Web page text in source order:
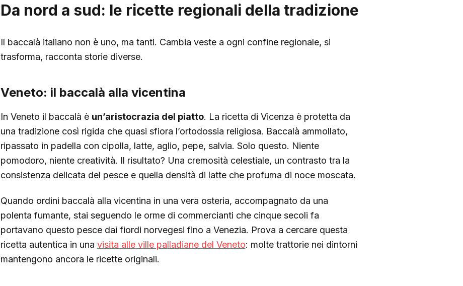
Da nord a sud: le ricette regionali della tradizione
Il baccalà italiano non è uno, ma tanti. Cambia veste a ogni confine regionale, si
trasforma, racconta storie diverse.
Veneto: il baccalà alla vicentina
In Veneto il baccalà è un’aristocrazia del piatto. La ricetta di Vicenza è protetta da
una tradizione così rigida che quasi sfiora l’ortodossia religiosa. Baccalà ammollato,
ripassato in padella con cipolla, latte, aglio, pepe, salvia. Solo questo. Niente
pomodoro, niente creatività. Il risultato? Una cremosità celestiale, un contrasto tra la
consistenza delicata del pesce e quella densità di latte che profuma di noce moscata.
Quando ordini baccalà alla vicentina in una vera osteria, accompagnato da una
polenta fumante, stai seguendo le orme di commercianti che cinque secoli fa
portavano questo pesce dai fiordi norvegesi fino a Venezia. Prova a cercare questa
ricetta autentica in una visita alle ville palladiane del Veneto: molte trattorie nei dintorni
mantengono ancora le ricette originali.